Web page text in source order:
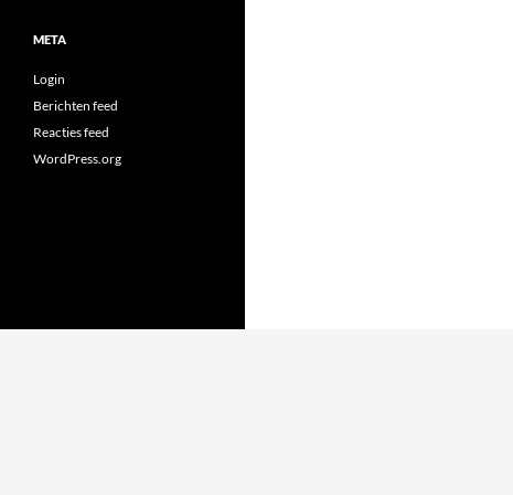
META
Login
Berichten feed
Reacties feed
WordPress.org